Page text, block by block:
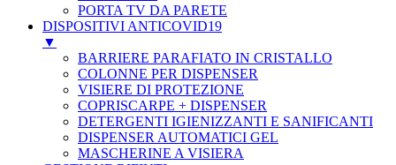
PORTA TV DA PARETE
DISPOSITIVI ANTICOVID19
▼
BARRIERE PARAFIATO IN CRISTALLO
COLONNE PER DISPENSER
VISIERE DI PROTEZIONE
COPRISCARPE + DISPENSER
DETERGENTI IGIENIZZANTI E SANIFICANTI
DISPENSER AUTOMATICI GEL
MASCHERINE A VISIERA